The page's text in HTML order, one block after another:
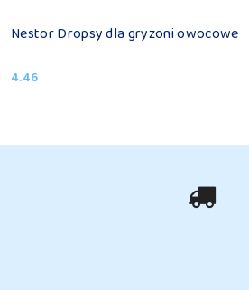
Nestor Dropsy dla gryzoni owocowe
Cena:
4.46